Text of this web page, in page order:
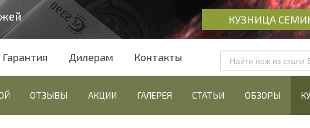
КУЗНИЦА
Гарантия Дилерам Контакты
ОТЗЫВЫ АКЦИИ ГАЛЕРЕЯ СТАТЬИ ОБЗОРЫ